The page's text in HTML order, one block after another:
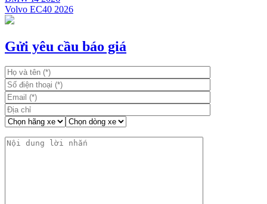
Volvo EC40 2026
Gửi yêu cầu báo giá